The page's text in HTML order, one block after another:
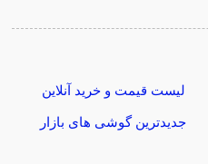
لیست قیمت و خرید آنلاین
جدیدترین گوشی های بازار